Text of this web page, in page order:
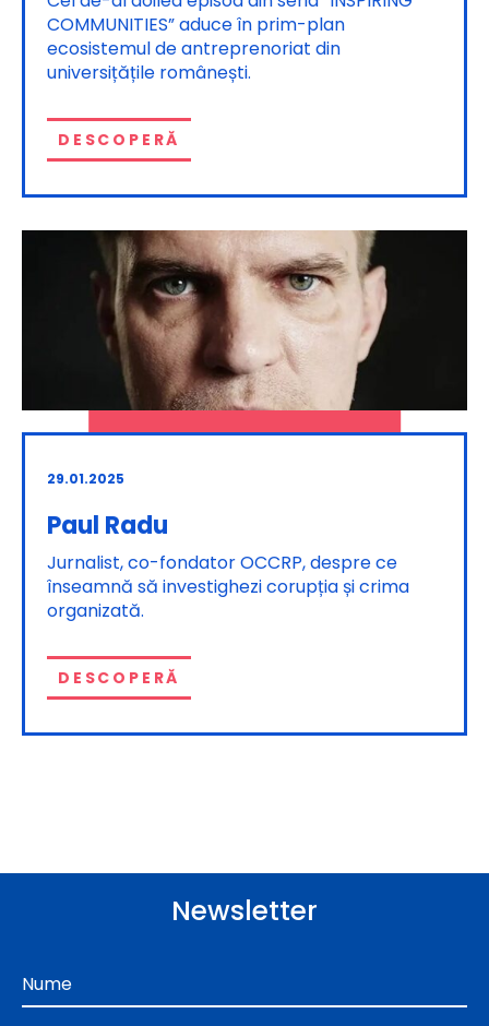
COMMUNITIES” aduce în prim-plan
ecosistemul de antreprenoriat din
universițățile românești.
DESCOPERĂ
29.01.2025
Paul Radu
Jurnalist, co-fondator OCCRP, despre ce
înseamnă să investighezi corupția și crima
organizată.
DESCOPERĂ
Newsletter
Nume